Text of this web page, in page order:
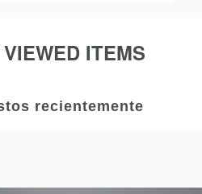
ITEMS
recientemente